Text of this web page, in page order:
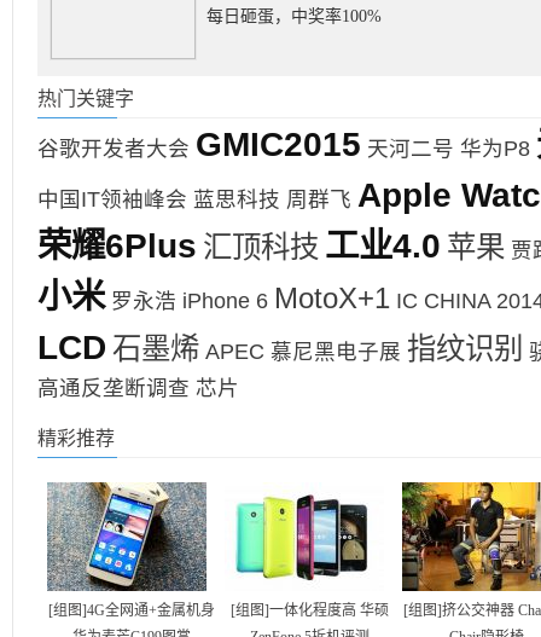
每日砸蛋，中奖率100%
热门关键字
谷歌开发者大会 GMIC2015 天河二号 华为P8
中国IT领袖峰会 蓝思科技 周群飞 Apple
荣耀6Plus 汇顶科技 工业4.0 苹果 贾
小米 罗永浩 iPhone 6 MotoX+1 IC CHINA
LCD 石墨烯 APEC 慕尼黑电子展 指纹识别
高通反垄断调查 芯片
精彩推荐
[组图]4G全网通+金属机身
[组图]一体化程度高 华硕
[组图]挤公交神器